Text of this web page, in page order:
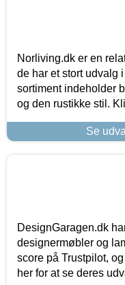
Norliving.dk er en
de har et stort udvalg
sortiment indeholder
og den rustikke stil.
Se
DesignGaragen.dk
designermøbler og
score på Trustpilot,
her for at se deres